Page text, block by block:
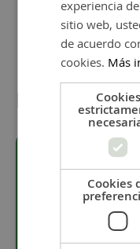
Detalles
Descripción
· Pieza bañada
experiencia
sitio web,
de acuerdo
cookies. Más
Cookies
Cookies